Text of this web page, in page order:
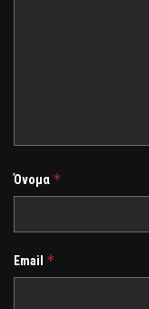
Όνομα *
Email *